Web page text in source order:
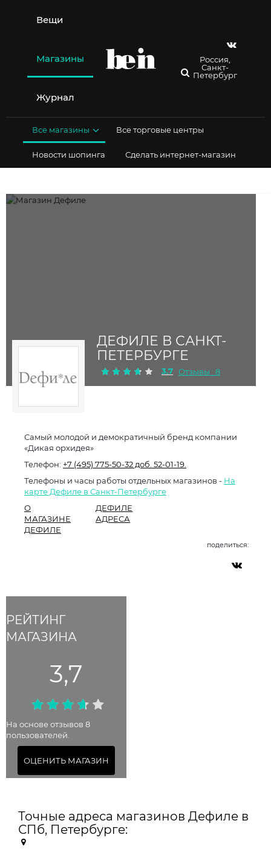
содержимому
Вещи
Магазины
Журнал
Россия,
Санкт-
Петербург
Все магазины Все торговые центры
Новости шопинга Сделать интернет-магазин
ДЕФИЛЕ В САНКТ-
ПЕТЕРБУРГЕ
3.7 Отзывы : 8
РЕЙТИНГ
МАГАЗИНА
3,7
На основе отзывов 8
пользователей.
ОЦЕНИТЬ МАГАЗИН
Самый молодой и демократичный бренд компании
«Дикая орхидея»
Телефон: +7 (495) 775-50-32 доб. 52-01-19.
Телефоны и часы работы отдельных магазинов - На
карте Дефиле в Санкт-Петербурге
О
МАГАЗИНЕ
ДЕФИЛЕ
ДЕФИЛЕ
АДРЕСА
поделиться:
Точные адреса магазинов Дефиле в
СПб, Петербурге: